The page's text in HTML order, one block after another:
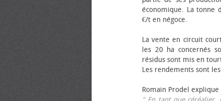
économique. La tonne
€/t en négoce.
La vente en circuit
les 20 ha concernés
résidus sont mis en
Les rendements sont
Romain Prodel explique